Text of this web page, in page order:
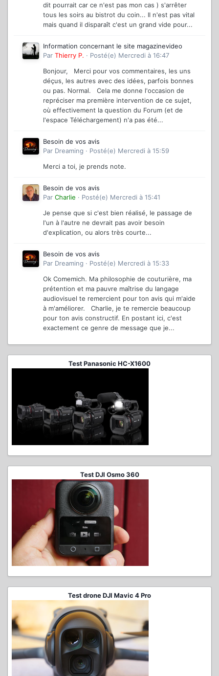
dit pourrait car ce n'est pas mon cas ) s'arrêter
tous les soirs au bistrot du coin... Il n'est pas vital
mais quand il disparaît c'est un grand vide pour...
Information concernant le site magazinevideo
Par Thierry P. · Posté(e) Mercredi à 16:47
Bonjour, Merci pour vos commentaires, les uns
déçus, les autres avec des idées, parfois bonnes
ou pas. Normal. Cela me donne l'occasion de
repréciser ma première intervention de ce sujet,
où effectivement la question du Forum (et de
l'espace Téléchargement) n'a pas été...
Besoin de vos avis
Par Dreaming · Posté(e) Mercredi à 15:59
Merci a toi, je prends note.
Besoin de vos avis
Par Charlie · Posté(e) Mercredi à 15:41
Je pense que si c'est bien réalisé, le passage de
l'un à l'autre ne devrait pas avoir besoin
d'explication, ou alors très courte...
Besoin de vos avis
Par Dreaming · Posté(e) Mercredi à 15:33
Ok Comemich. Ma philosophie de couturière, ma
prétention et ma pauvre maîtrise du langage
audiovisuel te remercient pour ton avis qui m'aide
à m'améliorer. Charlie, je te remercie beaucoup
pour ton avis constructif. En postant ici, c'est
exactement ce genre de message que je...
Test Panasonic HC-X1600
Test DJI Osmo 360
Test drone DJI Mavic 4 Pro